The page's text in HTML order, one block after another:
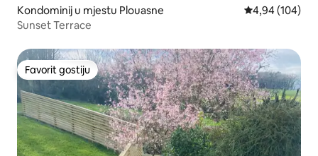
Kondominij u mjestu Plouasne Prosječna
4,94 (104)
Sunset Terrace
Favorit gostiju
Favorit gostiju